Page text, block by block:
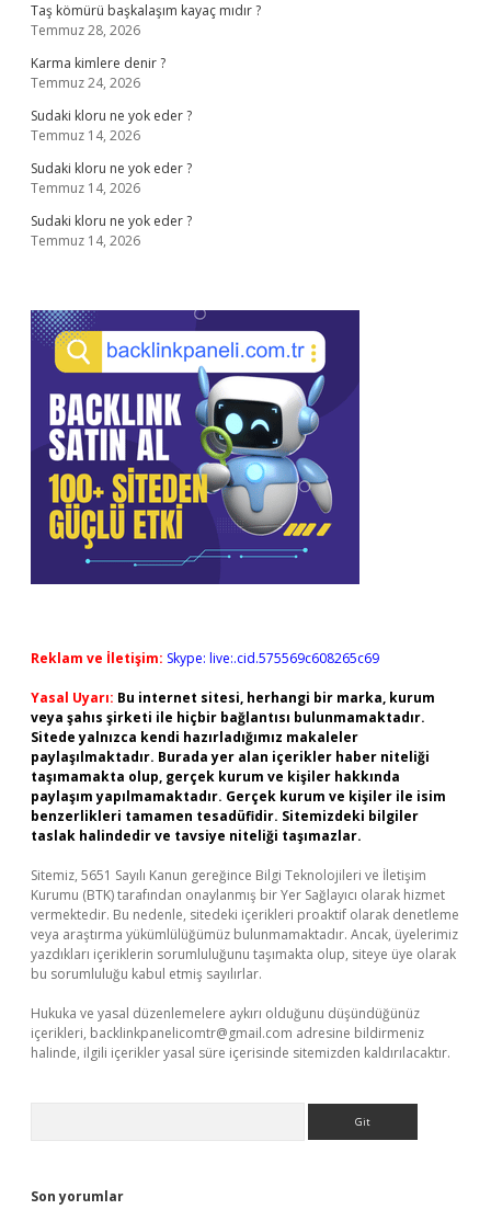
Taş kömürü başkalaşım kayaç mıdır ?
Temmuz 28, 2026
Karma kimlere denir ?
Temmuz 24, 2026
Sudaki kloru ne yok eder ?
Temmuz 14, 2026
Sudaki kloru ne yok eder ?
Temmuz 14, 2026
Sudaki kloru ne yok eder ?
Temmuz 14, 2026
Reklam ve İletişim: Skype: live:.cid.575569c608265c69
Yasal Uyarı: Bu internet sitesi, herhangi bir marka, kurum
veya şahıs şirketi ile hiçbir bağlantısı bulunmamaktadır.
Sitede yalnızca kendi hazırladığımız makaleler
paylaşılmaktadır. Burada yer alan içerikler haber niteliği
taşımamakta olup, gerçek kurum ve kişiler hakkında
paylaşım yapılmamaktadır. Gerçek kurum ve kişiler ile isim
benzerlikleri tamamen tesadüfidir. Sitemizdeki bilgiler
taslak halindedir ve tavsiye niteliği taşımazlar.
Sitemiz, 5651 Sayılı Kanun gereğince Bilgi Teknolojileri ve İletişim
Kurumu (BTK) tarafından onaylanmış bir Yer Sağlayıcı olarak hizmet
vermektedir. Bu nedenle, sitedeki içerikleri proaktif olarak denetleme
veya araştırma yükümlülüğümüz bulunmamaktadır. Ancak, üyelerimiz
yazdıkları içeriklerin sorumluluğunu taşımakta olup, siteye üye olarak
bu sorumluluğu kabul etmiş sayılırlar.
Hukuka ve yasal düzenlemelere aykırı olduğunu düşündüğünüz
içerikleri, backlinkpanelicomtr@gmail.com adresine bildirmeniz
halinde, ilgili içerikler yasal süre içerisinde sitemizden kaldırılacaktır.
Son yorumlar